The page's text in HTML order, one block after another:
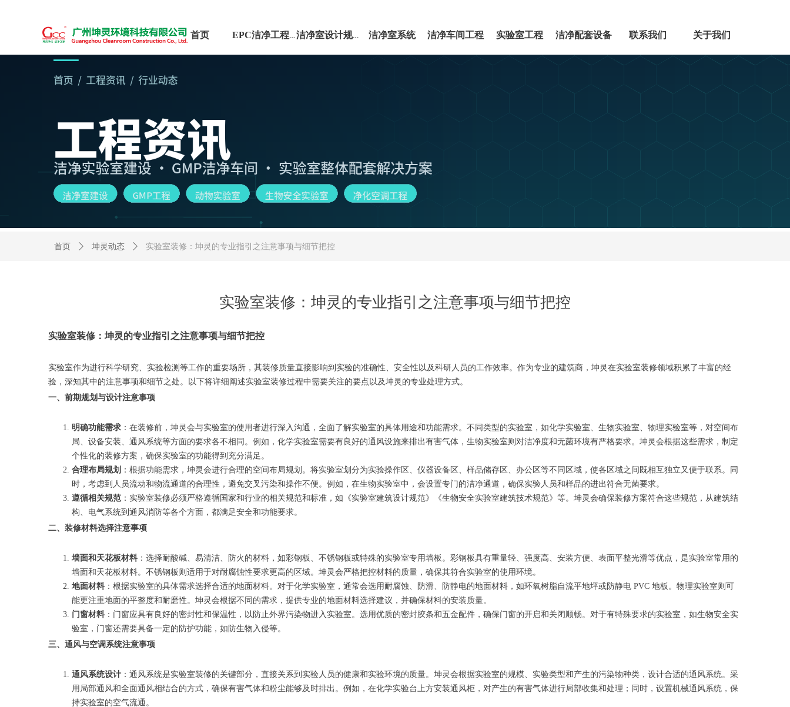
首页 EPC洁净工程服务 洁净室设计规范 洁净室系统 洁净车间工程 实验室工程 洁净配套设备 联系我们 关于我们
实验室装修：坤灵的专业指引之注意事项与细节把控
实验室装修：坤灵的专业指引之注意事项与细节把控
实验室作为进行科学研究、实验检测等工作的重要场所，其装修质量直接影响到实验的准确性、安全性以及科研人员的工作效率。作为专业的建筑商，坤灵在实验室装修领域积累了丰富的经
验，深知其中的注意事项和细节之处。以下将详细阐述实验室装修过程中需要关注的要点以及坤灵的专业处理方式。
一、前期规划与设计注意事项
明确功能需求 ：在装修前，坤灵会与实验室的使用者进行深入沟通，全面了解实验室的具体用途和功能需求。不同类型的实验室，如化学实验室、生物实验室、物理实验室等，对空间布
局、设备安装、通风系统等方面的要求各不相同。例如，化学实验室需要有良好的通风设施来排出有害气体，生物实验室则对洁净度和无菌环境有严格要求。坤灵会根据这些需求，制定
个性化的装修方案，确保实验室的功能得到充分满足。
合理布局规划 ：根据功能需求，坤灵会进行合理的空间布局规划。将实验室划分为实验操作区、仪器设备区、样品储存区、办公区等不同区域，使各区域之间既相互独立又便于联系。同
时，考虑到人员流动和物流通道的合理性，避免交叉污染和操作不便。例如，在生物实验室中，会设置专门的洁净通道，确保实验人员和样品的进出符合无菌要求。
遵循相关规范 ：实验室装修必须严格遵循国家和行业的相关规范和标准，如《实验室建筑设计规范》《生物安全实验室建筑技术规范》等。坤灵会确保装修方案符合这些规范，从建筑结
构、电气系统到通风消防等各个方面，都满足安全和功能要求。
二、装修材料选择注意事项
墙面和天花板材料 ：选择耐酸碱、易清洁、防火的材料，如彩钢板、不锈钢板或特殊的实验室专用墙板。彩钢板具有重量轻、强度高、安装方便、表面平整光滑等优点，是实验室常用的
墙面和天花板材料。不锈钢板则适用于对耐腐蚀性要求更高的区域。坤灵会严格把控材料的质量，确保其符合实验室的使用环境。
地面材料 ：根据实验室的具体需求选择合适的地面材料。对于化学实验室，通常会选用耐腐蚀、防滑、防静电的地面材料，如环氧树脂自流平地坪或防静电 PVC 地板。物理实验室则可
能更注重地面的平整度和耐磨性。坤灵会根据不同的需求，提供专业的地面材料选择建议，并确保材料的安装质量。
门窗材料 ：门窗应具有良好的密封性和保温性，以防止外界污染物进入实验室。选用优质的密封胶条和五金配件，确保门窗的开启和关闭顺畅。对于有特殊要求的实验室，如生物安全实
验室，门窗还需要具备一定的防护功能，如防生物入侵等。
三、通风与空调系统注意事项
通风系统设计 ：通风系统是实验室装修的关键部分，直接关系到实验人员的健康和实验环境的质量。坤灵会根据实验室的规模、实验类型和产生的污染物种类，设计合适的通风系统。采
用局部通风和全面通风相结合的方式，确保有害气体和粉尘能够及时排出。例如，在化学实验台上方安装通风柜，对产生的有害气体进行局部收集和处理；同时，设置机械通风系统，保
持实验室的空气流通。
首页 ꄲ 坤灵动态 ꄲ 实验室装修：坤灵的专业指引之注意事项与细节把控